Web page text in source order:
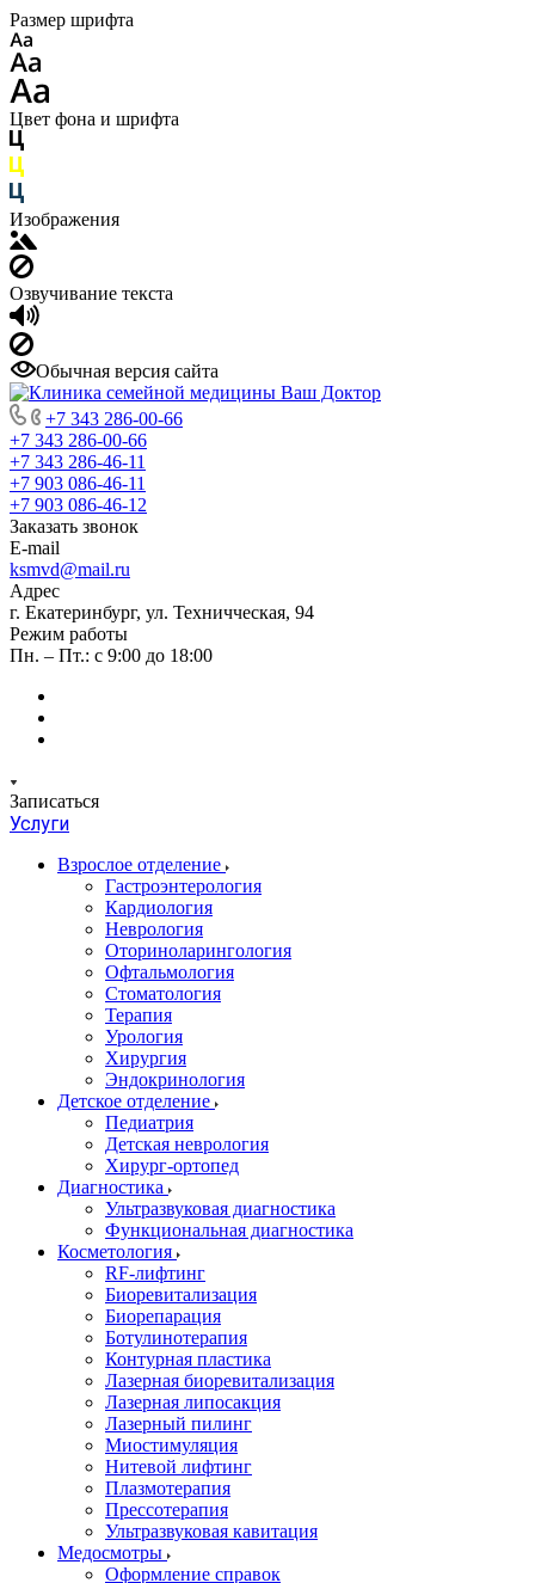
Размер шрифта
Цвет фона и шрифта
Изображения
Озвучивание текста
Обычная версия сайта
+7 343 286-00-66
+7 343 286-00-66
+7 343 286-46-11
+7 903 086-46-11
+7 903 086-46-12
Заказать звонок
E-mail
ksmvd@mail.ru
Адрес
г. Екатеринбург, ул. Техничческая, 94
Режим работы
Пн. – Пт.: с 9:00 до 18:00
Записаться
Услуги
Взрослое отделение
Гастроэнтерология
Кардиология
Неврология
Оториноларингология
Офтальмология
Стоматология
Терапия
Урология
Хирургия
Эндокринология
Детское отделение
Педиатрия
Детская неврология
Хирург-ортопед
Диагностика
Ультразвуковая диагностика
Функциональная диагностика
Косметология
RF-лифтинг
Биоревитализация
Биорепарация
Ботулинотерапия
Контурная пластика
Лазерная биоревитализация
Лазерная липосакция
Лазерный пилинг
Миостимуляция
Нитевой лифтинг
Плазмотерапия
Прессотерапия
Ультразвуковая кавитация
Медосмотры
Оформление справок